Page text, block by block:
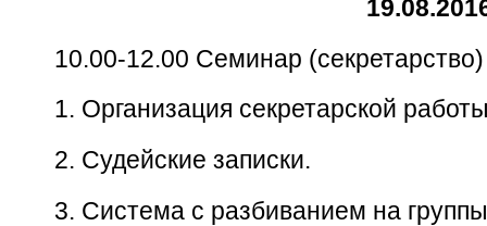
10.00-12.00 Семинар
1. Организация секретарской
2. Судейские записки.
3. Система с разбиванием на